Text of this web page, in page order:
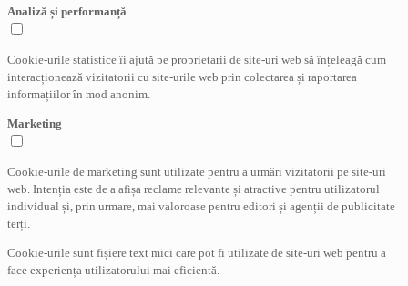
Analiză și performanță
Cookie-urile statistice îi ajută pe proprietarii de site-uri web să înțeleagă cum
interacționează vizitatorii cu site-urile web prin colectarea și raportarea
informațiilor în mod anonim.
Marketing
Cookie-urile de marketing sunt utilizate pentru a urmări vizitatorii pe site-uri
web. Intenția este de a afișa reclame relevante și atractive pentru utilizatorul
individual și, prin urmare, mai valoroase pentru editori și agenții de publicitate
terți.
Cookie-urile sunt fișiere text mici care pot fi utilizate de site-uri web pentru a
face experiența utilizatorului mai eficientă.